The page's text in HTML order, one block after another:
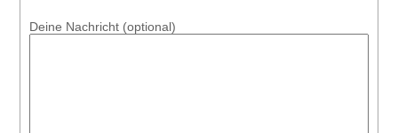
Deine Nachricht (optional)